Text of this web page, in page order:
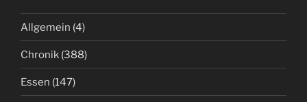
Allgemein (4)
Chronik (388)
Essen (147)